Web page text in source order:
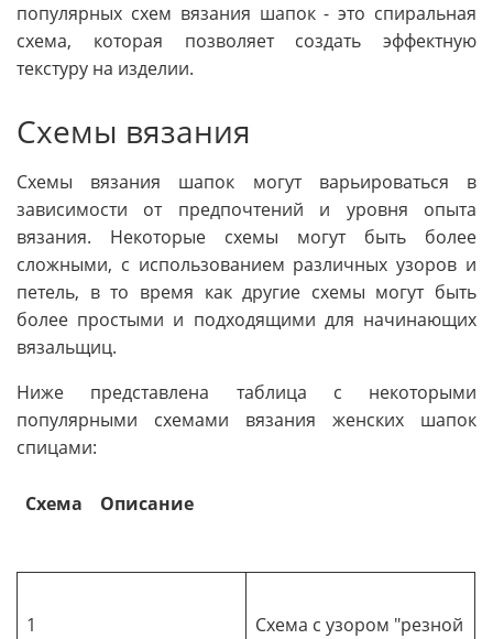
популярных схем вязания шапок - это спиральная
схема, которая позволяет создать эффектную
текстуру на изделии.
Схемы вязания
Схемы вязания шапок могут варьироваться в
зависимости от предпочтений и уровня опыта
вязания. Некоторые схемы могут быть более
сложными, с использованием различных узоров и
петель, в то время как другие схемы могут быть
более простыми и подходящими для начинающих
вязальщиц.
Ниже представлена таблица с некоторыми
популярными схемами вязания женских шапок
спицами:
Схема Описание
1
Схема с узором "резной